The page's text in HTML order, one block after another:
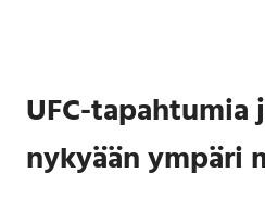
UFC-tapahtumia
nykyään ympäri